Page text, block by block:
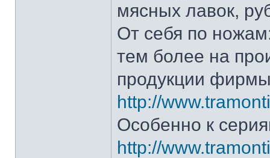
мясных лавок,
От себя по
тем более на
продукции
http://
Особенно к
http://